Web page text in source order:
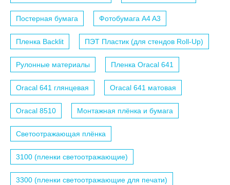
Постерная бумага Фотобумага A4 A3
Пленка Backlit ПЭТ Пластик (для стендов Roll-Up)
Рулонные материалы Пленка Oracal 641
Oracal 641 глянцевая Oracal 641 матовая
Oracal 8510 Монтажная плёнка и бумага
Светоотражающая плёнка
3100 (пленки светоотражающие)
3300 (пленки светоотражающие для печати)